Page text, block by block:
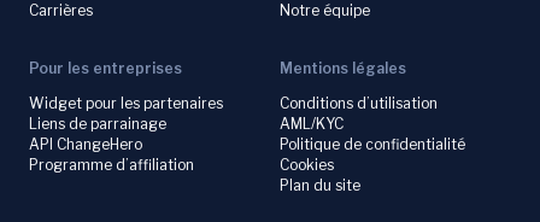
Carrières
Notre équipe
Pour les entreprises
Widget pour les partenaires
Liens de parrainage
API ChangeHero
Programme d’affiliation
Mentions légales
Conditions d’utilisation
AML/KYC
Politique de confidentialité
Cookies
Plan du site